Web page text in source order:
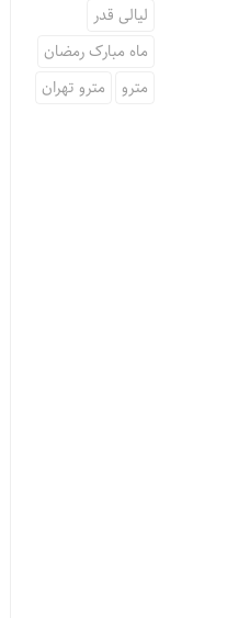
لیالی قدر
ماه مبارک رمضان
مترو
مترو تهران